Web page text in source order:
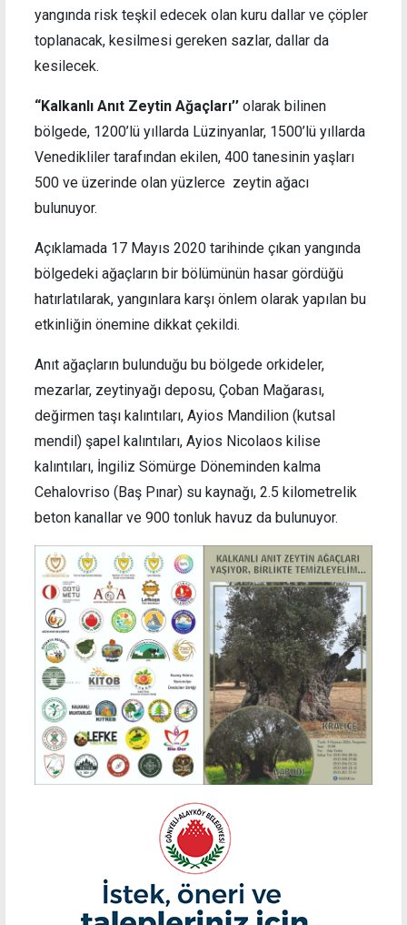
yangında risk teşkil edecek olan kuru dallar ve çöpler
toplanacak, kesilmesi gereken sazlar, dallar da
kesilecek.
“Kalkanlı Anıt Zeytin Ağaçları’’ olarak bilinen
bölgede, 1200’lü yıllarda Lüzinyanlar, 1500’lü yıllarda
Venedikliler tarafından ekilen, 400 tanesinin yaşları
500 ve üzerinde olan yüzlerce zeytin ağacı
bulunuyor.
Açıklamada 17 Mayıs 2020 tarihinde çıkan yangında
bölgedeki ağaçların bir bölümünün hasar gördüğü
hatırlatılarak, yangınlara karşı önlem olarak yapılan bu
etkinliğin önemine dikkat çekildi.
Anıt ağaçların bulunduğu bu bölgede orkideler,
mezarlar, zeytinyağı deposu, Çoban Mağarası,
değirmen taşı kalıntıları, Ayios Mandilion (kutsal
mendil) şapel kalıntıları, Ayios Nicolaos kilise
kalıntıları, İngiliz Sömürge Döneminden kalma
Cehalovriso (Baş Pınar) su kaynağı, 2.5 kilometrelik
beton kanallar ve 900 tonluk havuz da bulunuyor.